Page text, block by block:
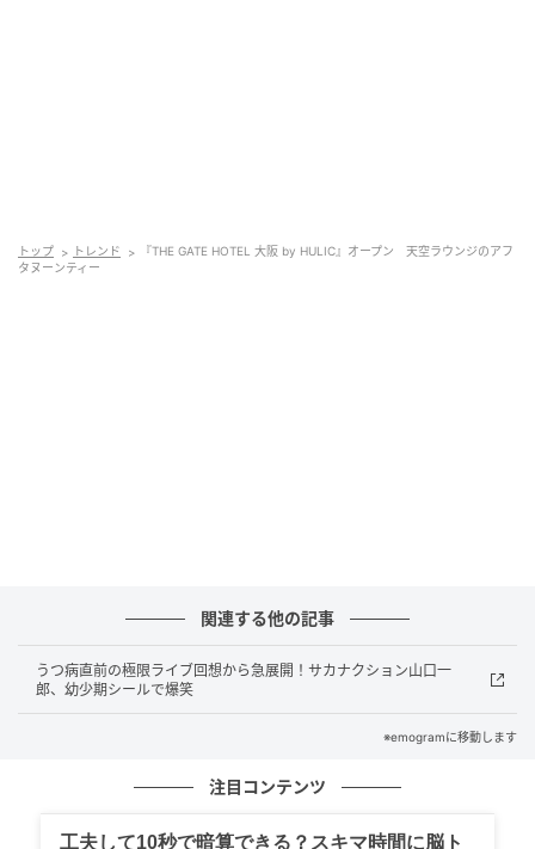
お店は広々として、一面ガラス張りで明るく眺めも素
トップ トレンド
『THE GATE HOTEL 大阪 by HULIC』オープン 天空ラウンジのアフ
タヌーンティー
関連する他の記事
うつ病直前の極限ライブ回想から急展開！サカナクション山口一
郎、幼少期シールで爆笑
※emogramに移動します
注目コンテンツ
工夫して10秒で暗算できる？スキマ時間に脳ト